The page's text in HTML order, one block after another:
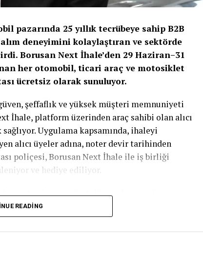
pazarında 25 yıllık tecrübeye sahip B2B
deneyimini kolaylaştıran ve sektörde
Borusan Next İhale’den 29 Haziran–31
her otomobil, ticari araç ve motosiklet
ücretsiz olarak sunuluyor.
şeffaflık ve yüksek müşteri memnuniyeti
İhale, platform üzerinden araç sahibi olan alıcı
Uygulama kapsamında, ihaleyi
alıcı üyeler adına, noter devir tarihinden
poliçesi, Borusan Next İhale ile iş birliği
ve hediye ediliyor.
anlayışını destekleyen bu uygulama, araç
birine pratik bir çözüm sunarken,
de artırıyor. Otomobil, ticari araç ve
Next İhale’nin ikinci el araç
ve avantajlı hale getirmeyi amaçlıyor.
READING